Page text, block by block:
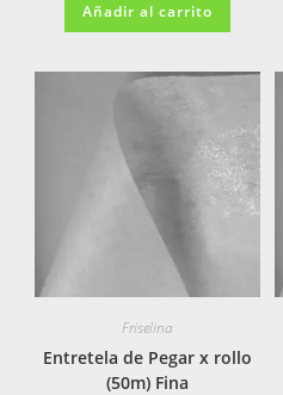
Añadir al carrito
Friselina
Entretela de Pegar x rollo
(50m) Fina